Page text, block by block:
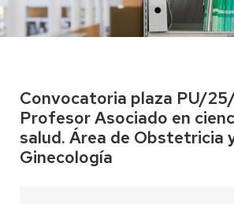
Convocatoria plaza PU/
Profesor Asociado en
salud. Área de Obstetricia
Ginecología